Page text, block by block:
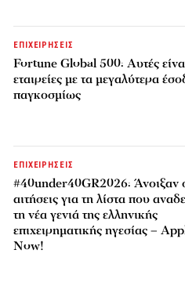
ΕΠΙΧΕΙΡΗΣΕΙΣ
Fortune Global 500: Αυτές
εταιρείες με τα μεγαλύτερα
παγκοσμίως
ΕΠΙΧΕΙΡΗΣΕΙΣ
#40under40GR2026: Άνοιξαν
αιτήσεις για τη λίστα που
τη νέα γενιά της ελληνικής
επιχειρηματικής ηγεσίας –
Now!